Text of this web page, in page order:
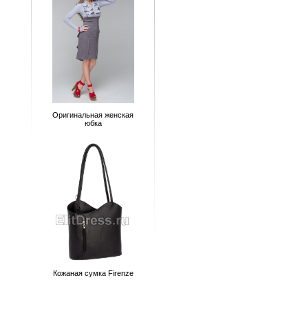
Оригинальная женская
юбка
Кожаная сумка Firenze